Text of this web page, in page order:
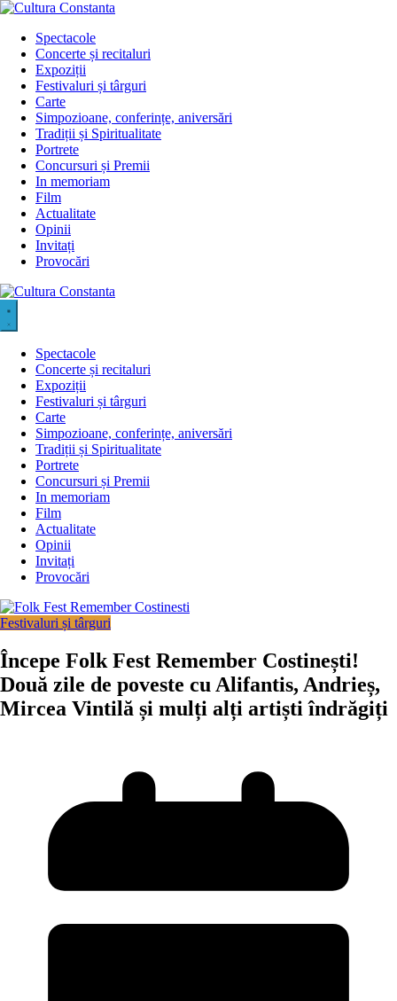
Sari
conținutSpectacole
Concerte și recitaluri
Expoziții
Festivaluri și târguri
Carte
Simpozioane, conferințe, aniversări
Tradiții și Spiritualitate
Portrete
Concursuri și Premii
In memoriam
Film
Actualitate
Opinii
Invitați
Provocări
Spectacole
Concerte și recitaluri
Expoziții
Festivaluri și târguri
Carte
Simpozioane, conferințe, aniversări
Tradiții și Spiritualitate
Portrete
Concursuri și Premii
In memoriam
Film
Actualitate
Opinii
Invitați
Provocări
Festivaluri și târguri
Începe Folk Fest Remember Costinești!
Două zile de poveste cu Alifantis, Andrieș,
Mircea Vintilă și mulți alți artiști îndrăgiți